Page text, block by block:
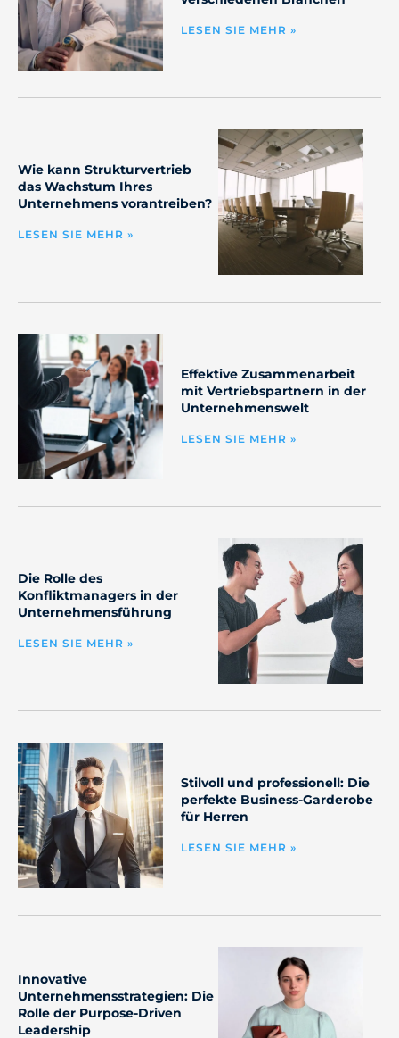
LESEN SIE MEHR »
Wie kann Strukturvertrieb
das Wachstum Ihres
Unternehmens vorantreiben?
LESEN SIE MEHR »
Effektive Zusammenarbeit
mit Vertriebspartnern in der
Unternehmenswelt
LESEN SIE MEHR »
Die Rolle des
Konfliktmanagers in der
Unternehmensführung
LESEN SIE MEHR »
Stilvoll und professionell: Die
perfekte Business-Garderobe
für Herren
LESEN SIE MEHR »
Innovative
Unternehmensstrategien: Die
Rolle der Purpose-Driven
Leadership